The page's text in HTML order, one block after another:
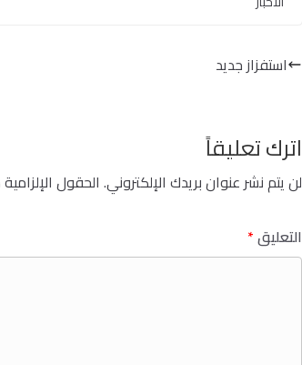
استفزاز جديد
اترك تعليقاً
لن يتم نشر عنوان بريدك الإلكتروني.الحقول
التعليق*